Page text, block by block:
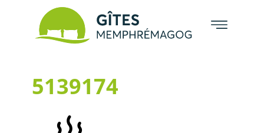
5139174